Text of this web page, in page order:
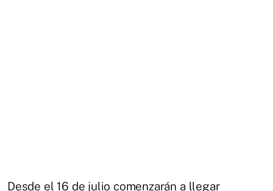
Desde el 16 de julio comenzarán a llegar